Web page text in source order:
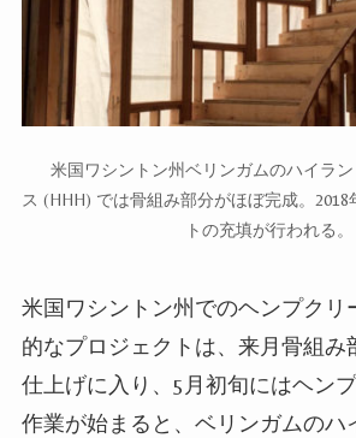
米国ワシントン州ベリンガムのハイラ
ス (HHH) では骨組み部分がほぼ完成。
トの充填が行われる。
米国ワシントン州でのヘンプクリ
的なプロジェクトは、来月骨組み
仕上げに入り、5月初旬にはヘン
作業が始まると、ベリンガムのハ